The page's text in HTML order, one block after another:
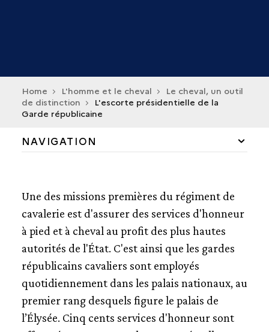
Home L'homme et le cheval
Le cheval, un outil
de distinction
L'escorte présidentielle de la
Garde républicaine
NAVIGATION
LE CHEVAL, UN OUTIL DE DISTINCTION
LA RENAISSANCE
UN TRÔNE VIVANT
L'HOMME DE CHEVAL DU XIXE SIÈCLE
FOCUS : L'ESCORTE PRÉSIDENTIELLE DE LA
ON ACHÈVE BIEN LES CHEVAUX
Une des missions premières du régiment de
cavalerie est d'assurer des services d'honneur
à pied et à cheval au profit des plus hautes
autorités de l'État. C'est ainsi que les gardes
républicains cavaliers sont employés
quotidiennement dans les palais nationaux, au
premier rang desquels figure le palais de
l’Élysée. Cinq cents services d'honneur sont